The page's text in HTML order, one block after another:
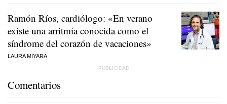
Ramón Ríos, cardiólogo: «En verano
existe una arritmia conocida como el
síndrome del corazón de vacaciones»
LAURA MIYARA
Comentarios